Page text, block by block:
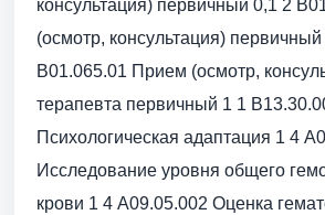
консультация) первичный 0,1 2
(осмотр, консультация) первичный
B01.065.01 Прием (осмотр,
терапевта первичный 1 1
Психологическая адаптация 1 4
Исследование уровня общего
крови 1 4 A09.05.002 Оценка